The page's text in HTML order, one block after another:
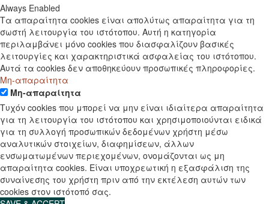
Always Enabled
Τα απαραίτητα cookies είναι απολύτως απαραίτητα για τη
σωστή λειτουργία του ιστότοπου. Αυτή η κατηγορία
περιλαμβάνει μόνο cookies που διασφαλίζουν βασικές
λειτουργίες και χαρακτηριστικά ασφαλείας του ιστότοπου.
Αυτά τα cookies δεν αποθηκεύουν προσωπικές πληροφορίες.
Μη-απαραίτητα
Μη-απαραίτητα
Τυχόν cookies που μπορεί να μην είναι ιδιαίτερα απαραίτητα
για τη λειτουργία του ιστότοπου και χρησιμοποιούνται ειδικά
για τη συλλογή προσωπικών δεδομένων χρήστη μέσω
αναλυτικών στοιχείων, διαφημίσεων, άλλων
ενσωματωμένων περιεχομένων, ονομάζονται ως μη
απαραίτητα cookies. Είναι υποχρεωτική η εξασφάλιση της
συναίνεσης του χρήστη πριν από την εκτέλεση αυτών των
cookies στον ιστότοπό σας.